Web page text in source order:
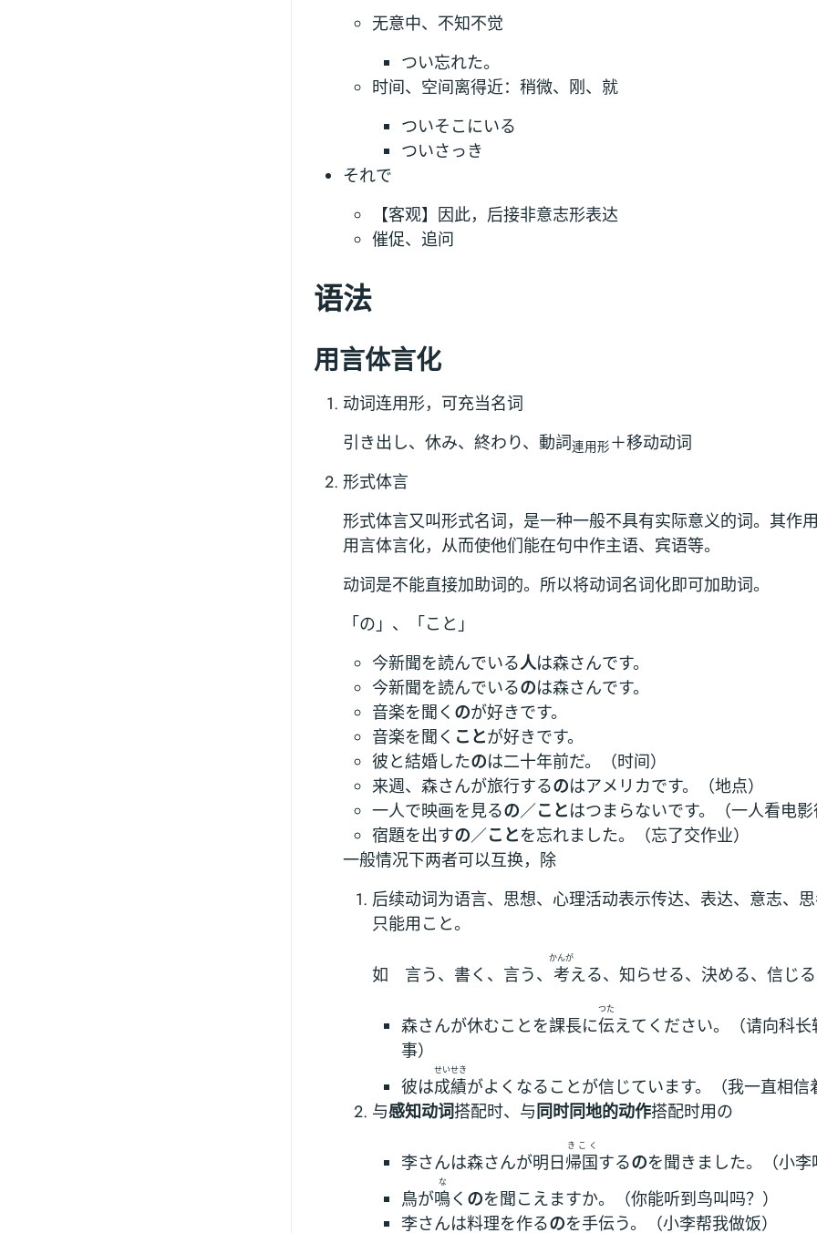
无意中、不知不觉
つい忘れた。
时间、空间离得近：稍微、刚、就
ついそこにいる
ついさっき
それで
【客观】因此，后接非意志形表达
催促、追问
语法
用言体言化
动词连用形，可充当名词
引き出し、休み、終わり、動詞連用形＋移动动词
形式体言
形式体言又叫形式名词，是一种一般不具有实际意义的词。其作
用言体言化，从而使他们能在句中作主语、宾语等。
动词是不能直接加助词的。所以将动词名词化即可加助词。
「の」、「こと」
今新聞を読んでいる人は森さんです。
今新聞を読んでいるのは森さんです。
音楽を聞く のが好きです。
音楽を聞く ことが好きです。
彼と結婚したのは二十年前だ。（时间）
来週、森さんが旅行するのはアメリカです。（地点）
一人で映画を見るの／ことはつまらないです。（一人看电影
宿題を出すの／ことを忘れました。（忘了交作业）
一般情况下两者可以互换，除
后续动词为语言、思想、心理活动表示传达、表达、意志、思
只能用こと。
如 言う、書く、言う、 考
かんが
える、知らせる、決める、信じる
森さんが休むことを課長に伝
つた
えてください。（请向科
事）
彼は成績
せいせき
がよくなることが信じています。（我一直相信
与感知动词搭配时、与同时同地的动作搭配时用の
李さんは森さんが明日帰国
きこく
するのを聞きました。（小李
鳥が鳴
な
く のを聞こえますか。（你能听到鸟叫吗？）
李さんは料理を作るのを手伝う。（小李帮我做饭）